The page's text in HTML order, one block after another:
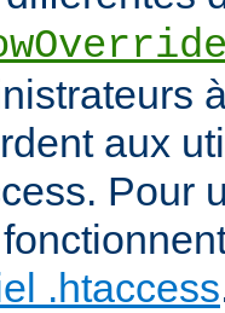
aux
Pour
.htaccess